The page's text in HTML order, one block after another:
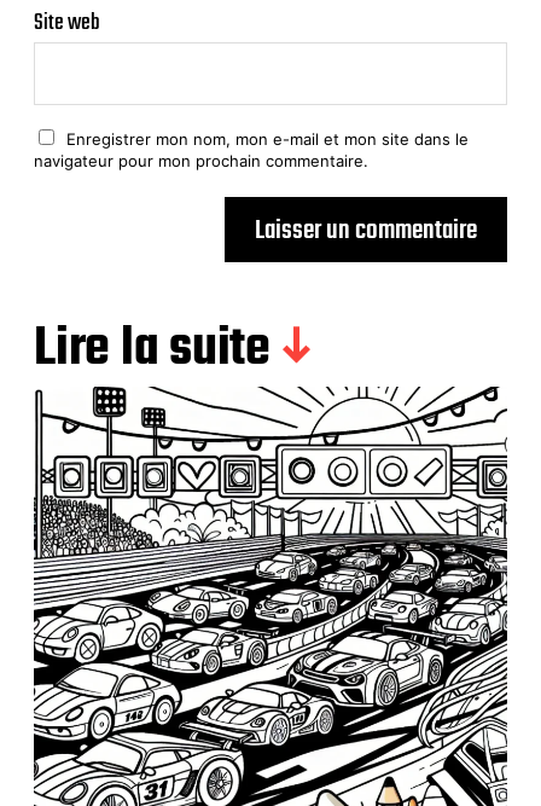
Site web
Enregistrer mon nom, mon e-mail et mon site dans le
navigateur pour mon prochain commentaire.
Lire la suite